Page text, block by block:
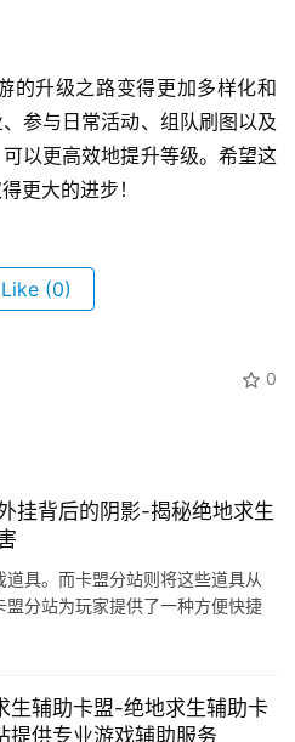
的升级之路变得更加多样化和
参与日常活动、组队刷图以及
以更高效地提升等级。希望这
更大的进步！
(0)
0
挂背后的阴影-揭秘绝地求生
具。而卡盟分站则将这些道具从
分站为玩家提供了一种方便快捷
生辅助卡盟-绝地求生辅助卡
提供专业游戏辅助服务